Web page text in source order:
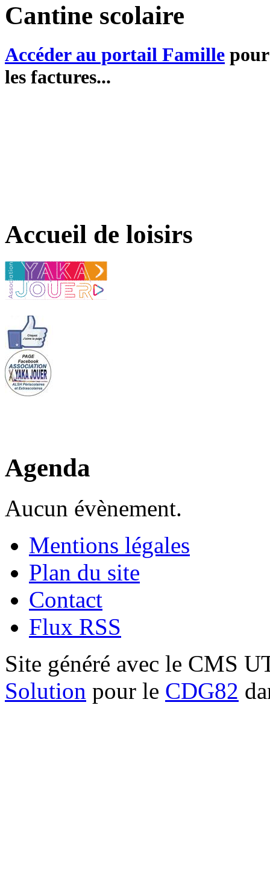
Cantine scolaire
Accéder au portail Famille
les factures...
Accueil de loisirs
Agenda
Aucun évènement.
Mentions légales
Plan du site
Contact
Flux RSS
Site généré avec le CMS
Solution pour le CDG82